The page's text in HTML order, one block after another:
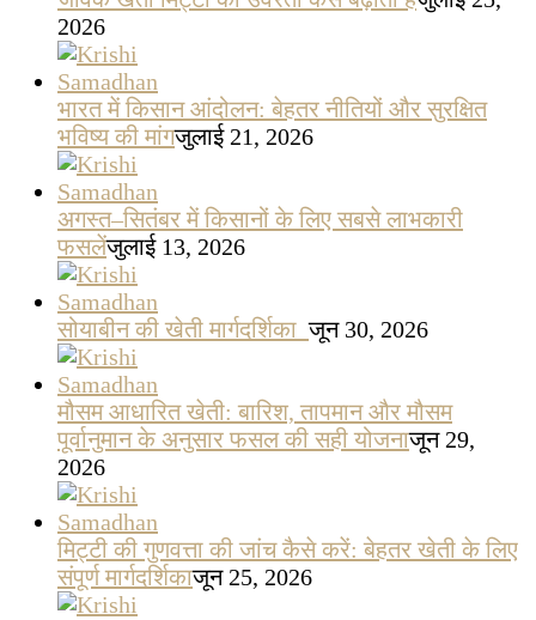
2026
भारत में किसान आंदोलन: बेहतर नीतियों और सुरक्षित
भविष्य की मांगजुलाई 21, 2026
अगस्त–सितंबर में किसानों के लिए सबसे लाभकारी
फसलेंजुलाई 13, 2026
सोयाबीन की खेती मार्गदर्शिकाजून 30, 2026
मौसम आधारित खेती: बारिश, तापमान और मौसम
पूर्वानुमान के अनुसार फसल की सही योजनाजून 29,
2026
मिट्टी की गुणवत्ता की जांच कैसे करें: बेहतर खेती के लिए
संपूर्ण मार्गदर्शिकाजून 25, 2026